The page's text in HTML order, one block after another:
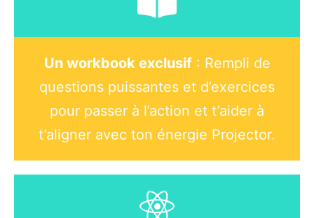
Un workbook exclusif: Rempli de
questions puissantes et d’exercices
pour passer à l’action et t’aider à
t’aligner avec ton énergie Projector.